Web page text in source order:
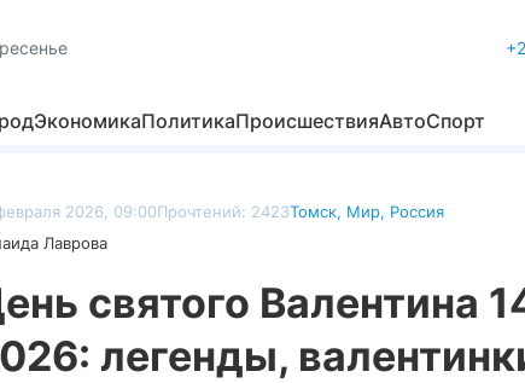
ЭкономикаПолитикаПроисшествияАвтоСпорт
2026, 09:00Прочтений: 2423Томск, Мир, Россия
Лаврова
святого Валентина
легенды,